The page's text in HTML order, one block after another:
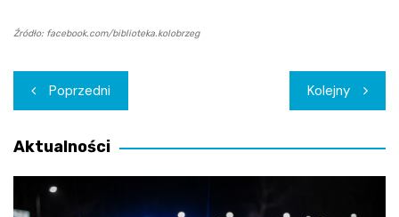
Źródło: facebook.com/biblioteka.kolobrzeg
Nawigacja
wpisu
Poprzedni Kolejny
Aktualności